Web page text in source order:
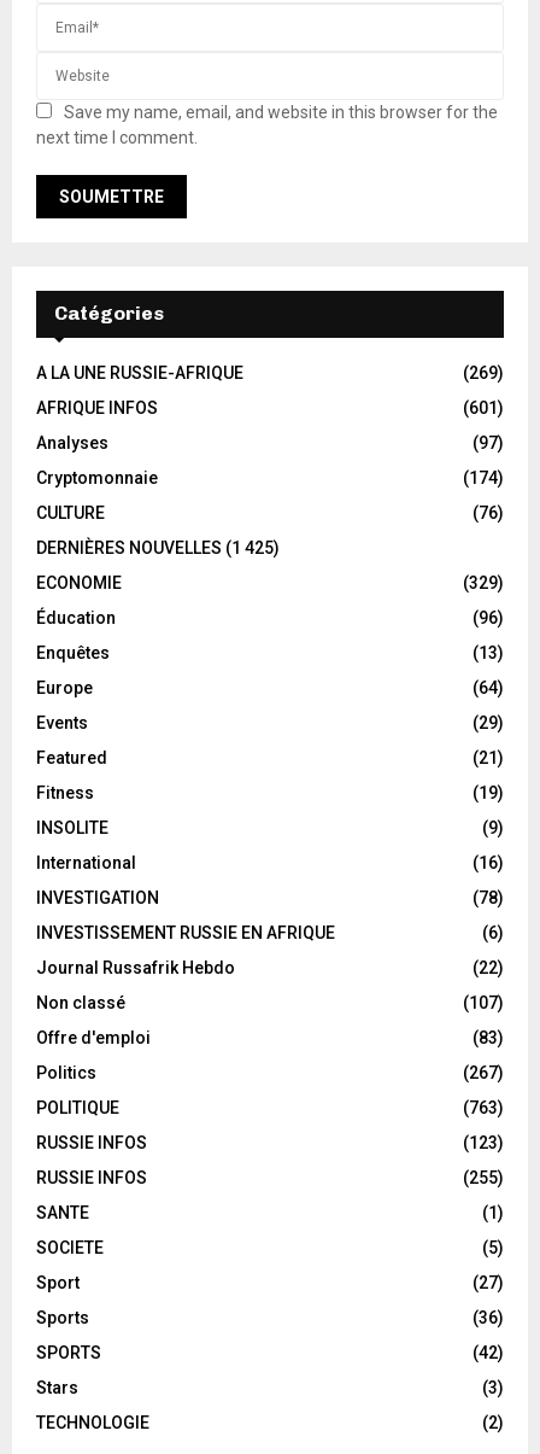
Save my name, email, and website in this browser for the
next time I comment.
Catégories
A LA UNE RUSSIE-AFRIQUE
(269)
AFRIQUE INFOS
(601)
Analyses
(97)
Cryptomonnaie
(174)
CULTURE
(76)
DERNIÈRES NOUVELLES (1 425)
ECONOMIE
(329)
Éducation
(96)
Enquêtes
(13)
Europe
(64)
Events
(29)
Featured
(21)
Fitness
(19)
INSOLITE
(9)
International
(16)
INVESTIGATION
(78)
INVESTISSEMENT RUSSIE EN AFRIQUE
(6)
Journal Russafrik Hebdo
(22)
Non classé
(107)
Offre d'emploi
(83)
Politics
(267)
POLITIQUE
(763)
RUSSIE INFOS
(123)
RUSSIE INFOS
(255)
SANTE
(1)
SOCIETE
(5)
Sport
(27)
Sports
(36)
SPORTS
(42)
Stars
(3)
TECHNOLOGIE
(2)